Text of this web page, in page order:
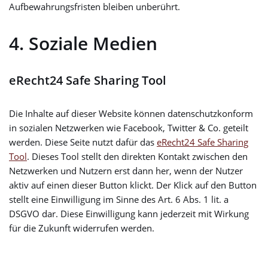
Aufbewahrungsfristen bleiben unberührt.
4. Soziale Medien
eRecht24 Safe Sharing Tool
Die Inhalte auf dieser Website können datenschutzkonform
in sozialen Netzwerken wie Facebook, Twitter & Co. geteilt
werden. Diese Seite nutzt dafür das eRecht24 Safe Sharing
Tool. Dieses Tool stellt den direkten Kontakt zwischen den
Netzwerken und Nutzern erst dann her, wenn der Nutzer
aktiv auf einen dieser Button klickt. Der Klick auf den Button
stellt eine Einwilligung im Sinne des Art. 6 Abs. 1 lit. a
DSGVO dar. Diese Einwilligung kann jederzeit mit Wirkung
für die Zukunft widerrufen werden.